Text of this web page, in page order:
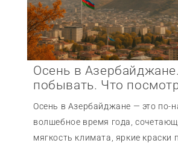
Осень в
побывать. Что
Осень в Азербайджане — это по-
волшебное время года,
мягкость климата, яркие краски